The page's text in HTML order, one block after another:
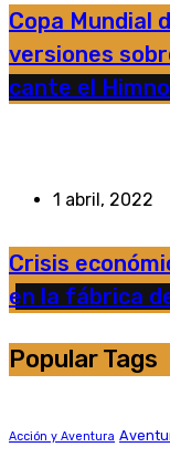
Copa Mundial
versiones
cante el
1 abril, 2022
Crisis
en la fábrica
Popular Tags
Acción y Aventura